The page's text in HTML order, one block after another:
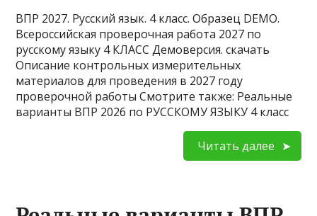
ВПР 2027. Русский язык. 4 класс. Образец DEMO.
Всероссийская проверочная работа 2027 по
русскому языку 4 КЛАСС Демоверсия. скачать
Описание контрольных измерительных
материалов для проведения в 2027 году
проверочной работы Смотрите также: Реальные
варианты ВПР 2026 по РУССКОМУ ЯЗЫКУ 4 класс
Читать далее